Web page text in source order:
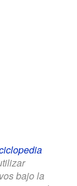
bajo la